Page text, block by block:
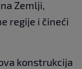
Zemlji,
regije i čineći
konstrukcija